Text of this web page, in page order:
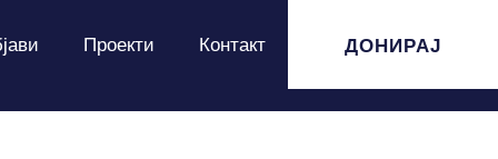
Проекти Контакт ДОНИРАЈ